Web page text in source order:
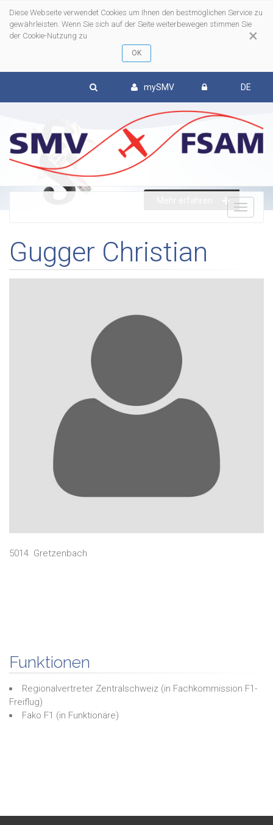
×
Diese Webseite verwendet Cookies um Ihnen den bestmöglichen Service zu
gewährleisten. Wenn Sie sich auf der Seite weiterbewegen stimmen Sie
der Cookie-Nutzung zu
mySMV DE
Gugger Christian
5014 Gretzenbach
Funktionen
Regionalvertreter Zentralschweiz (in Fachkommission F1-
Freiflug)
Fako F1 (in Funktionäre)